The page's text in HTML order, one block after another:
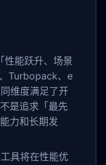
性能跃升、场景
Turbopack、e
维度满足了开
是追求「最先
力和长期发
具将在性能优